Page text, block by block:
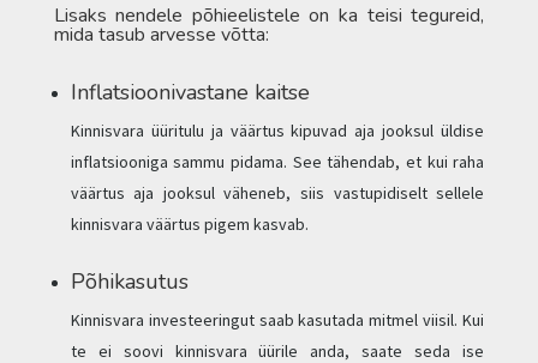
Lisaks nendele põhieelistele on ka teisi tegureid,
mida tasub arvesse võtta:
Inflatsioonivastane kaitse
Kinnisvara üüritulu ja väärtus kipuvad aja jooksul üldise
inflatsiooniga sammu pidama. See tähendab, et kui raha
väärtus aja jooksul väheneb, siis vastupidiselt sellele
kinnisvara väärtus pigem kasvab.
Põhikasutus
Kinnisvara investeeringut saab kasutada mitmel viisil. Kui
te ei soovi kinnisvara üürile anda, saate seda ise